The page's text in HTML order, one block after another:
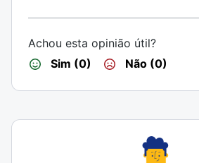
Achou esta opinião útil?
Sim (0)
Não (0)